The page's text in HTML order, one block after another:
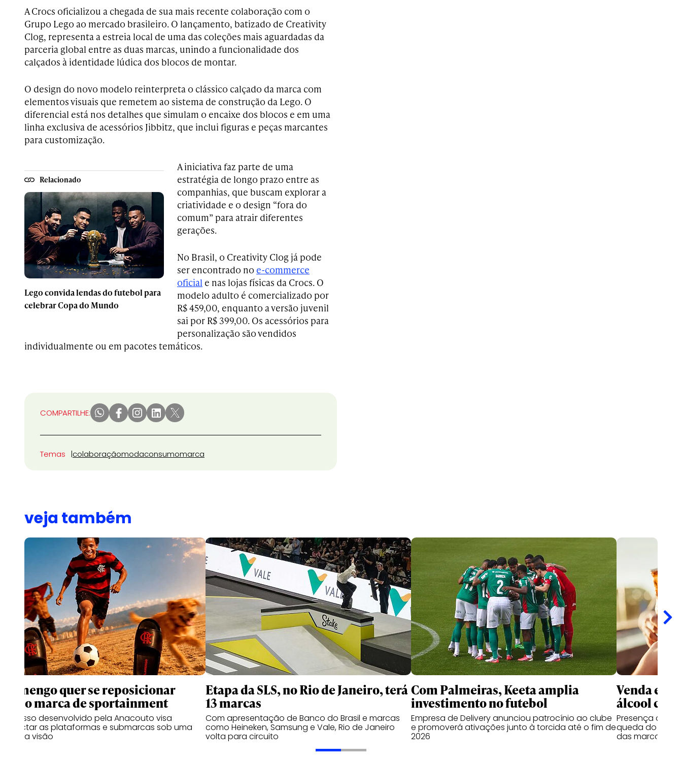
A Crocs oficializou a chegada de sua mais recente colaboração com o
Grupo Lego ao mercado brasileiro. O lançamento, batizado de Creativity
Clog, representa a estreia local de uma das coleções mais aguardadas da
parceria global entre as duas marcas, unindo a funcionalidade dos
calçados à identidade lúdica dos blocos de montar.
O design do novo modelo reinterpreta o clássico calçado da marca com
elementos visuais que remetem ao sistema de construção da Lego. O
diferencial está nos detalhes que simulam o encaixe dos blocos e em uma
linha exclusiva de acessórios Jibbitz, que inclui figuras e peças marcantes
para customização.
Relacionado
Lego convida lendas do futebol para
celebrar Copa do Mundo
A iniciativa faz parte de uma
estratégia de longo prazo entre as
companhias, que buscam explorar a
criatividade e o design “fora do
comum” para atrair diferentes
gerações.
No Brasil, o Creativity Clog já pode
ser encontrado no e-commerce
oficial e nas lojas físicas da Crocs. O
modelo adulto é comercializado por
R$ 459,00, enquanto a versão juvenil
sai por R$ 399,00. Os acessórios para
personalização são vendidos
individualmente ou em pacotes temáticos.
COMPARTILHE:
Temas colaboraçãomodaconsumomarca
veja também
Flamengo quer se reposicionar
como marca de sportainment
Processo desenvolvido pela Anacouto visa
conectar as plataformas e submarcas sob uma
mesma visão
Etapa da SLS, no Rio de Janeiro, terá
13 marcas
Com apresentação de Banco do Brasil e marcas
como Heineken, Samsung e Vale, Rio de Janeiro
volta para circuito
Com Palmeiras, Keeta amplia
investimento no futebol
Empresa de Delivery anunciou patrocínio ao clube
e promoverá ativações junto à torcida até o fim de
2026
Venda e
álcool
Presença de
queda do
das marcas